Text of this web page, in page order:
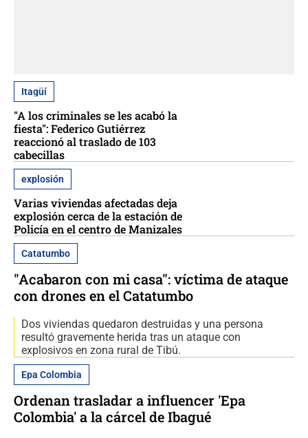
Itagüí
"A los criminales se les acabó la
fiesta": Federico Gutiérrez
reaccionó al traslado de 103
cabecillas
explosión
Varias viviendas afectadas deja
explosión cerca de la estación de
Policía en el centro de Manizales
Catatumbo
"Acabaron con mi casa": víctima de ataque
con drones en el Catatumbo
Dos viviendas quedaron destruidas y una persona
resultó gravemente herida tras un ataque con
explosivos en zona rural de Tibú.
Epa Colombia
Ordenan trasladar a influencer 'Epa
Colombia' a la cárcel de Ibagué